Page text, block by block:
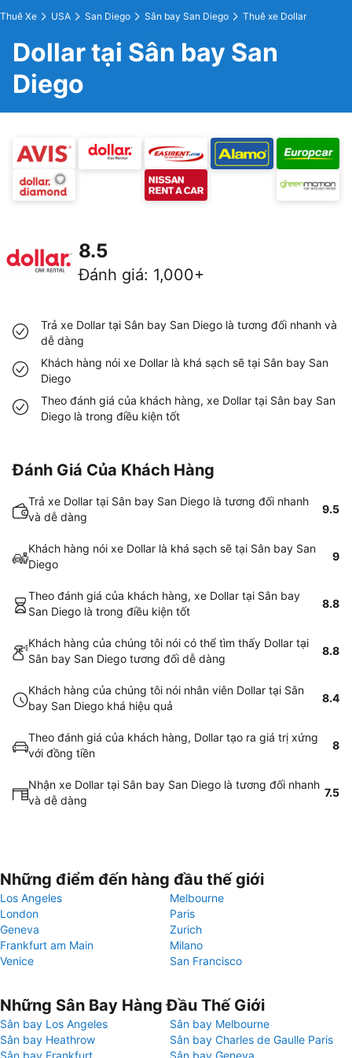
Thuê Xe USA San Diego Sân bay San Diego Thuê xe Dollar
Dollar tại Sân bay San
Diego
8.5
Đánh giá: 1,000+
Trả xe Dollar tại Sân bay San Diego là tương đối nhanh và
dễ dàng
Khách hàng nói xe Dollar là khá sạch sẽ tại Sân bay San
Diego
Theo đánh giá của khách hàng, xe Dollar tại Sân bay San
Diego là trong điều kiện tốt
Đánh Giá Của Khách Hàng
Trả xe Dollar tại Sân bay San Diego là tương đối nhanh
và dễ dàng
9.5
Khách hàng nói xe Dollar là khá sạch sẽ tại Sân bay San
Diego
9
Theo đánh giá của khách hàng, xe Dollar tại Sân bay
San Diego là trong điều kiện tốt
8.8
Khách hàng của chúng tôi nói có thể tìm thấy Dollar tại
Sân bay San Diego tương đối dễ dàng
8.8
Khách hàng của chúng tôi nói nhân viên Dollar tại Sân
bay San Diego khá hiệu quả
8.4
Theo đánh giá của khách hàng, Dollar tạo ra giá trị xứng
với đồng tiền
8
Nhận xe Dollar tại Sân bay San Diego là tương đối nhanh
và dễ dàng
7.5
Những điểm đến hàng đầu thế giới
Los Angeles
Melbourne
London
Paris
Geneva
Zurich
Frankfurt am Main
Milano
Venice
San Francisco
Những Sân Bay Hàng Đầu Thế Giới
Sân bay Los Angeles
Sân bay Melbourne
Sân bay Heathrow
Sân bay Charles de Gaulle Paris
Sân bay Frankfurt
Sân bay Geneva